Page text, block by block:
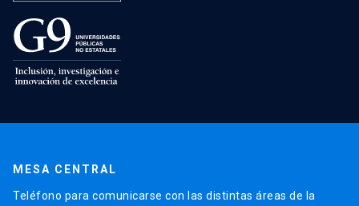
MESA CENTRAL
Teléfono para comunicarse con las distintas áreas de la